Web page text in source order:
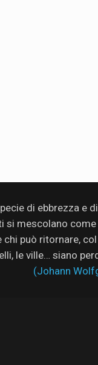
di ebbrezza e
mescolano
può ritornare,
le ville… siano
(Johann